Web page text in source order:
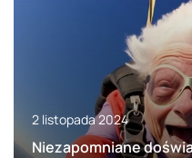
2 listopada 2024
Niezapomniane